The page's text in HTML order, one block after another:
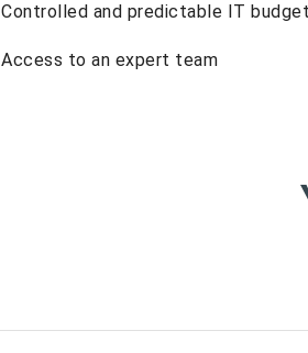
Controlled and predictable IT budget
Access to an expert team